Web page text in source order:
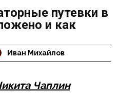
путевки в
и как
Иван Михайлов
Чаплин